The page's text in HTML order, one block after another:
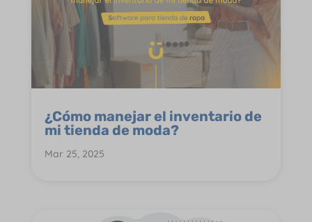
¿Cómo manejar el inventario de
mi tienda de moda?
Mar 25, 2025